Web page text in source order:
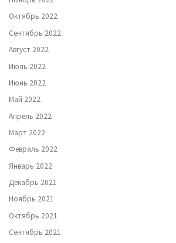
Октябрь 2022
Сентябрь 2022
Август 2022
Июль 2022
Июнь 2022
Май 2022
Апрель 2022
Март 2022
Февраль 2022
Январь 2022
Декабрь 2021
Ноябрь 2021
Октябрь 2021
Сентябрь 2021